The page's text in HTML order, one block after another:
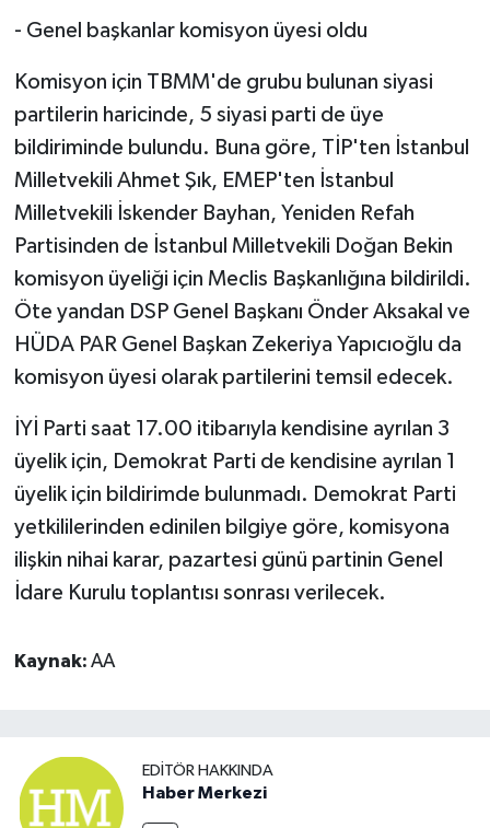
- Genel başkanlar komisyon üyesi oldu
Komisyon için TBMM'de grubu bulunan siyasi
partilerin haricinde, 5 siyasi parti de üye
bildiriminde bulundu. Buna göre, TİP'ten İstanbul
Milletvekili Ahmet Şık, EMEP'ten İstanbul
Milletvekili İskender Bayhan, Yeniden Refah
Partisinden de İstanbul Milletvekili Doğan Bekin
komisyon üyeliği için Meclis Başkanlığına bildirildi.
Öte yandan DSP Genel Başkanı Önder Aksakal ve
HÜDA PAR Genel Başkan Zekeriya Yapıcıoğlu da
komisyon üyesi olarak partilerini temsil edecek.
İYİ Parti saat 17.00 itibarıyla kendisine ayrılan 3
üyelik için, Demokrat Parti de kendisine ayrılan 1
üyelik için bildirimde bulunmadı. Demokrat Parti
yetkililerinden edinilen bilgiye göre, komisyona
ilişkin nihai karar, pazartesi günü partinin Genel
İdare Kurulu toplantısı sonrası verilecek.
Kaynak: AA
EDITÖR HAKKINDA
Haber Merkezi